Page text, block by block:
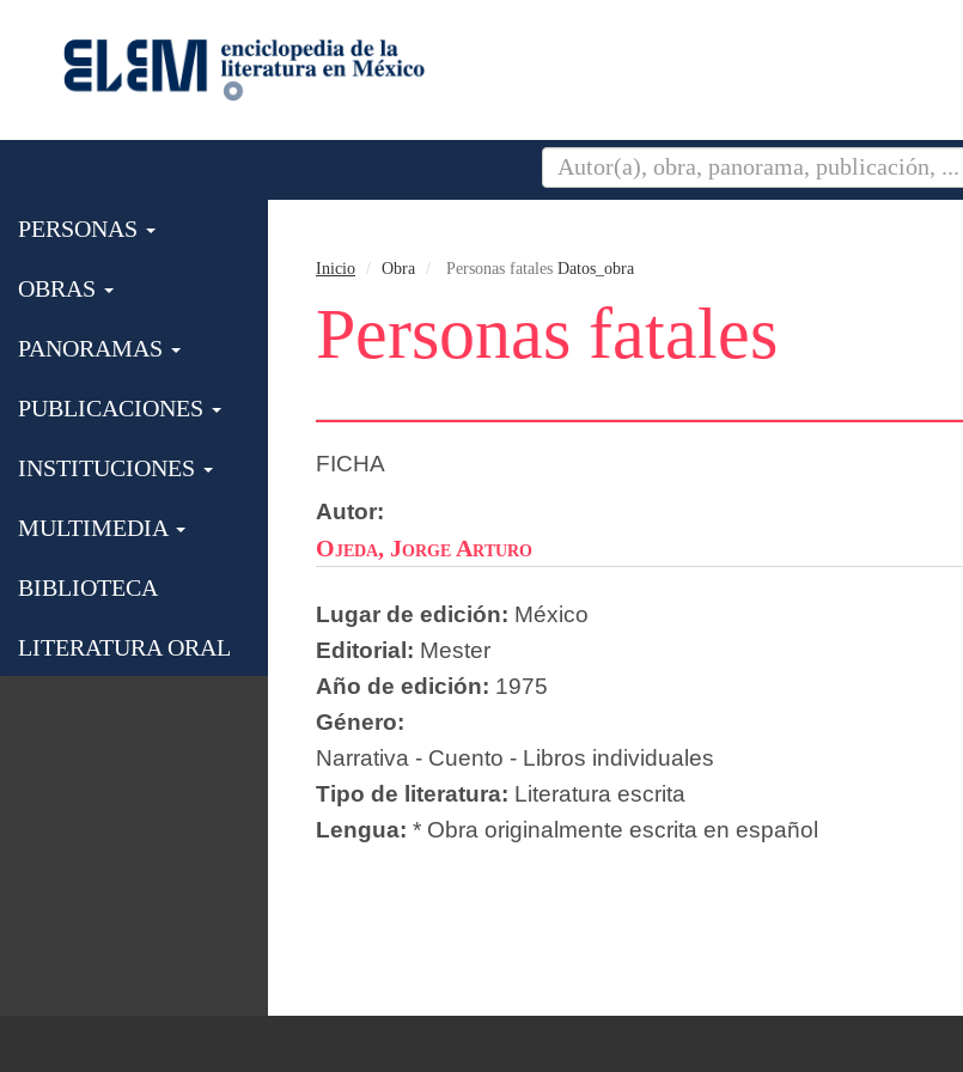
PERSONAS
OBRAS
PANORAMAS
PUBLICACIONES
INSTITUCIONES
MULTIMEDIA
BIBLIOTECA
LITERATURA ORAL
Inicio Obra Personas fatales Datos_obra
Personas fatales
FICHA
Autor:
Ojeda, Jorge Arturo
Lugar de edición: México
Editorial: Mester
Año de edición: 1975
Género:
Narrativa - Cuento - Libros individuales
Tipo de literatura: Literatura escrita
Lengua: * Obra originalmente escrita en español